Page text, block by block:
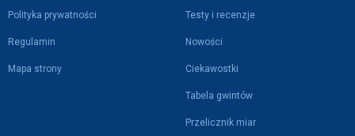
Polityka prywatności
Regulamin
Mapa strony
Testy i recenzje
Nowości
Ciekawostki
Tabela gwintów
Przelicznik miar